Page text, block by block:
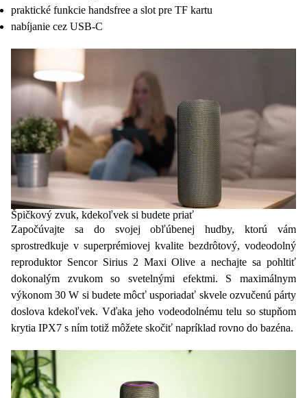
praktické funkcie handsfree a slot pre TF kartu
nabíjanie cez USB-C
Špičkový zvuk, kdekoľvek si budete priať
Započúvajte sa do svojej obľúbenej hudby, ktorú vám
sprostredkuje v superprémiovej kvalite bezdrôtový, vodeodolný
reproduktor Sencor Sirius 2 Maxi Olive a nechajte sa pohltiť
dokonalým zvukom so svetelnými efektmi. S maximálnym
výkonom 30 W si budete môcť usporiadať skvele ozvučenú párty
doslova kdekoľvek. Vďaka jeho vodeodolnému telu so stupňom
krytia IPX7 s ním totiž môžete skočiť napríklad rovno do bazéna.